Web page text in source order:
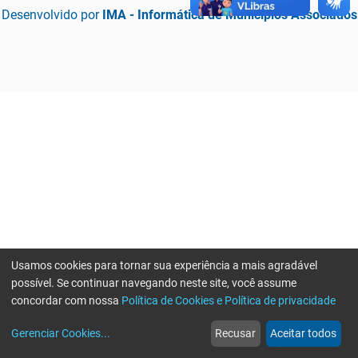
Desenvolvido por IMA - Informática de Municípios Associados
web
Notícias
more_horiz
Mais
Usamos cookies para tornar sua experiência a mais agradável
possível. Se continuar navegando neste site, você assume
concordar com nossa Política de Cookies e Política de privacidade
Gerenciar Cookies... Recusar Aceitar todos
Erro ao enviar informações, por favor tente novamente